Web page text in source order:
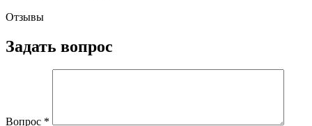
Отзывы
Задать вопрос
Вопрос *